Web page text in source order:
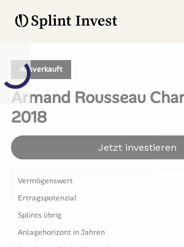
Ausverkauft
Armand Rousseau
2018
Jetzt investieren
Vermögenswert
Ertragspotenzial
Splints übrig
Anlagehorizont in Jahren